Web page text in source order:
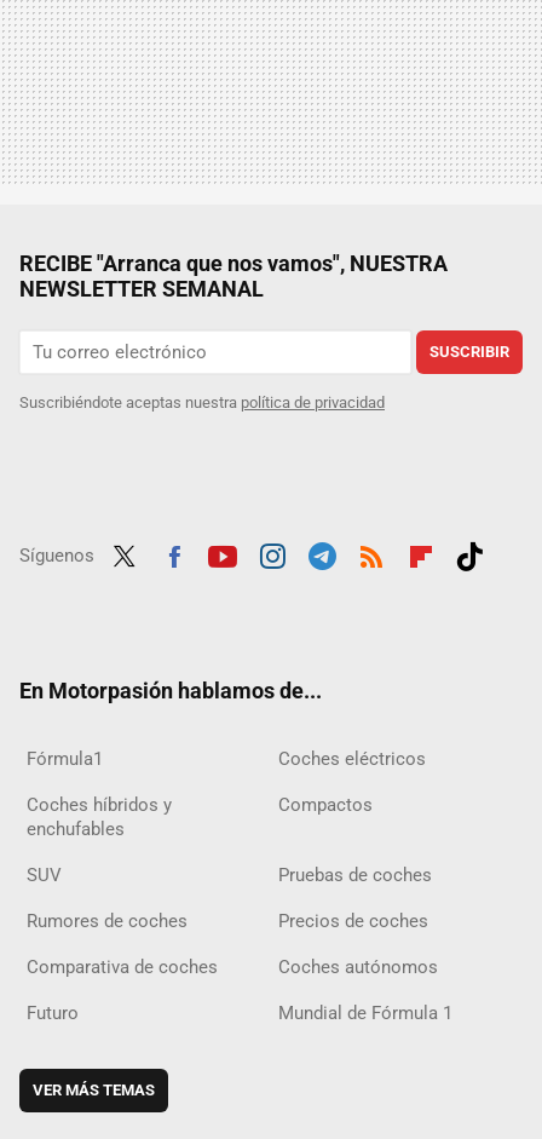
RECIBE "Arranca que nos vamos", NUESTRA
NEWSLETTER SEMANAL
SUSCRIBIR
Suscribiéndote aceptas nuestra política de privacidad
Síguenos
En Motorpasión hablamos de...
Fórmula1 Coches eléctricos
Coches híbridos y
enchufables
Compactos
SUV Pruebas de coches
Rumores de coches Precios de coches
Comparativa de coches Coches autónomos
Futuro Mundial de Fórmula 1
VER MÁS TEMAS